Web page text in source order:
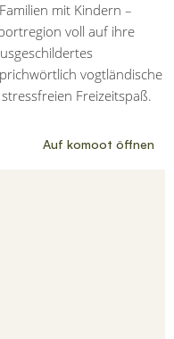
mit Kindern –
voll auf ihre
vogtländische
Freizeitspaß.